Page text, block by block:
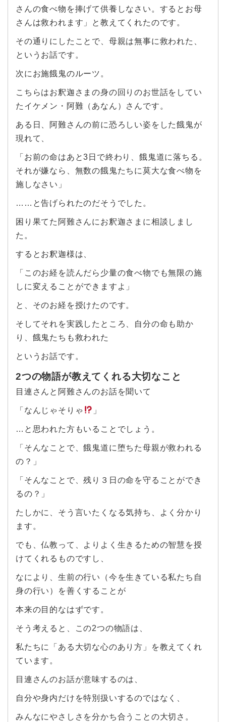
さんの食べ物を捧げて供養しなさい。するとお母
さんは救われます」と教えてくれたのです。
その通りにしたことで、母親は無事に救われた、
というお話です。
次にお施餓鬼のルーツ。
こちらはお釈迦さまの身の回りのお世話をしてい
たイケメン・阿難（あなん）さんです。
ある日、阿難さんの前に恐ろしい姿をした餓鬼が
現れて、
「お前の命はあと3日で終わり、餓鬼道に落ちる。
それが嫌なら、無数の餓鬼たちに莫大な食べ物を
施しなさい」
……と告げられたのだそうでした。
困り果てた阿難さんにお釈迦さまに相談しまし
た。
するとお釈迦様は、
「このお経を読んだら少量の食べ物でも無限の施
しに変えることができますよ」
と、そのお経を授けたのです。
そしてそれを実践したところ、自分の命も助か
り、餓鬼たちも救われた
というお話です。
2つの物語が教えてくれる大切なこと
目連さんと阿難さんのお話を聞いて
「なんじゃそりゃ 」
…と思われた方もいることでしょう。
「そんなことで、餓鬼道に堕ちた母親が救われる
の？」
「そんなことで、残り３日の命を守ることができ
るの？」
たしかに、そう言いたくなる気持ち、よく分かり
ます。
でも、仏教って、よりよく生きるための智慧を授
けてくれるものですし、
なにより、生前の行い（今を生きている私たち自
身の行い）を善くすることが
本来の目的なはずです。
そう考えると、この2つの物語は、
私たちに「ある大切な心のあり方」を教えてくれ
ています。
目連さんのお話が意味するのは、
自分や身内だけを特別扱いするのではなく、
みんなにやさしさを分かち合うことの大切さ。